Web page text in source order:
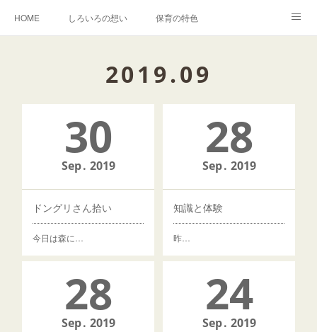
HOME しろいろの想い 保育の特色
卒園児の声2019.09
30
Sep 2019
ドングリさん拾い
今日は森に…
28
Sep 2019
知識と体験
昨…
28
Sep 2019
24
Sep 2019